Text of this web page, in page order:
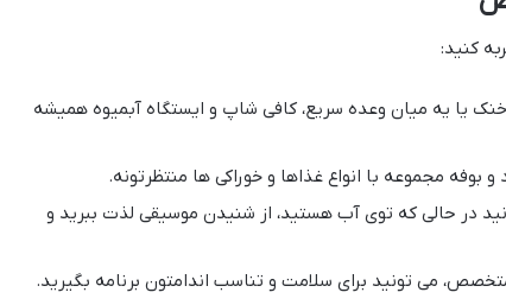
کنید:
یا یه میان وعده سریع، کافی شاپ و ایستگاه آبمیوه همیشه
مجموعه با انواع غذاها و خوراکی ها منتظرتونه.
در حالی که توی آب هستید، از شنیدن موسیقی لذت ببرید و
می تونید برای سلامت و تناسب اندامتون برنامه بگیرید.